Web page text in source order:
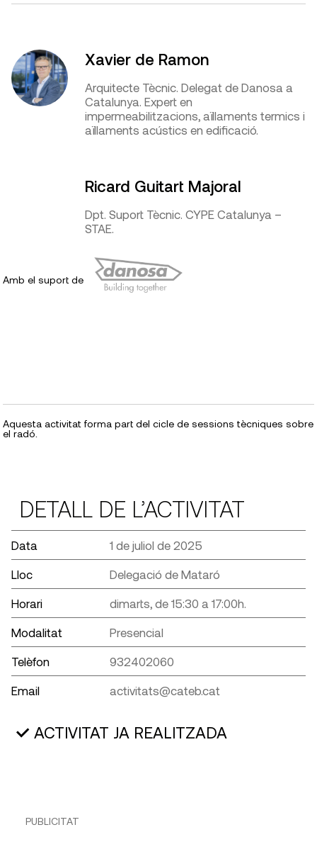
Xavier de Ramon
Arquitecte Tècnic. Delegat de Danosa a
Catalunya. Expert en
impermeabilitzacions, aïllaments termics i
aïllaments acústics en edificació.
Ricard Guitart Majoral
Dpt. Suport Tècnic. CYPE Catalunya –
STAE.
Amb el suport de
Aquesta activitat forma part del cicle de sessions tècniques sobre
el radó.
DETALL DE L’ACTIVITAT
Data 1 de juliol de 2025
Lloc Delegació de Mataró
Horari dimarts, de 15:30 a 17:00h.
Modalitat Presencial
Telèfon 932402060
Email activitats@cateb.cat
ACTIVITAT JA REALITZADA
PUBLICITAT